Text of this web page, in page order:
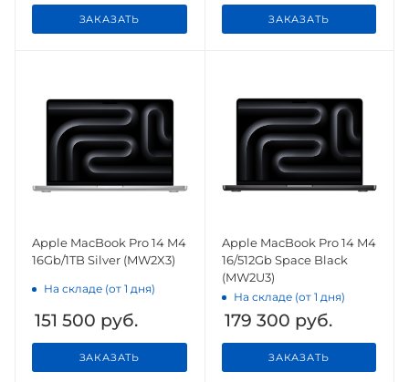
ЗАКАЗАТЬ ЗАКАЗАТЬ
Apple MacBook Pro 14 M4
16Gb/1TB Silver (MW2X3)
На складе (от 1 дня)
151 500 руб.
ЗАКАЗАТЬ
Apple MacBook Pro 14 M4
16/512Gb Space Black
(MW2U3)
На складе (от 1 дня)
179 300 руб.
ЗАКАЗАТЬ